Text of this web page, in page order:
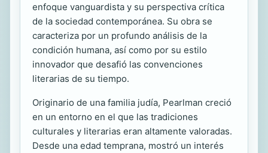
enfoque vanguardista y su perspectiva crítica
de la sociedad contemporánea. Su obra se
caracteriza por un profundo análisis de la
condición humana, así como por su estilo
innovador que desafió las convenciones
literarias de su tiempo.
Originario de una familia judía, Pearlman creció
en un entorno en el que las tradiciones
culturales y literarias eran altamente valoradas.
Desde una edad temprana, mostró un interés